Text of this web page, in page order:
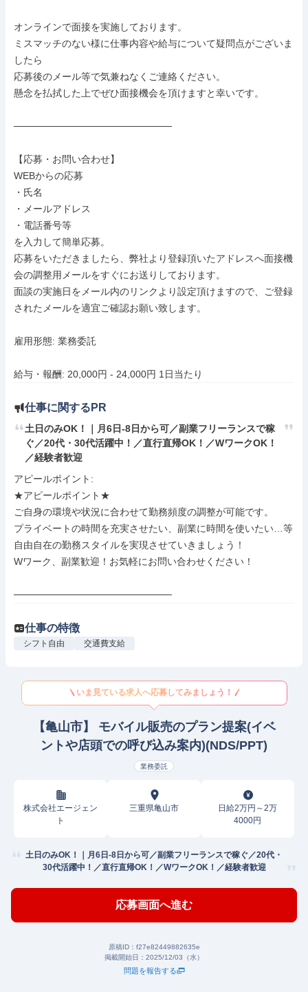
オンラインで面接を実施しております。
ミスマッチのない様に仕事内容や給与について疑問点がございま
したら
応募後のメール等で気兼ねなくご連絡ください。
懸念を払拭した上でぜひ面接機会を頂けますと幸いです。
───────────────────────
【応募・お問い合わせ】
WEBからの応募
・氏名
・メールアドレス
・電話番号等
を入力して簡単応募。
応募をいただきましたら、弊社より登録頂いたアドレスへ面接機
会の調整用メールをすぐにお送りしております。
面談の実施日をメール内のリンクより設定頂けますので、ご登録
されたメールを適宜ご確認お願い致します。
雇用形態: 業務委託
給与・報酬: 20,000円 - 24,000円 1日当たり
仕事に関するPR
土日のみOK！｜月6日-8日から可／副業フリーランスで稼
ぐ／20代・30代活躍中！／直行直帰OK！／WワークOK！
／経験者歓迎
アピールポイント:
★アピールポイント★
ご自身の環境や状況に合わせて勤務頻度の調整が可能です。
プライベートの時間を充実させたい、副業に時間を使いたい…等
自由自在の勤務スタイルを実現させていきましょう！
Wワーク、副業歓迎！お気軽にお問い合わせください！
───────────────────────
仕事の特徴
シフト自由 交通費支給
いま見ている求人へ応募してみましょう！
【亀山市】 モバイル販売のプラン提案(イベ
ントや店頭での呼び込み案内)(NDS/PPT)
業務委託
株式会社エージェン
ト
三重県亀山市
日給2万円～2万
4000円
土日のみOK！｜月6日-8日から可／副業フリーランスで稼ぐ／20代・
30代活躍中！／直行直帰OK！／WワークOK！／経験者歓迎
応募画面へ進む
原稿ID： f27e82449882635e
掲載開始日： 2025/12/03（水）
問題を報告する